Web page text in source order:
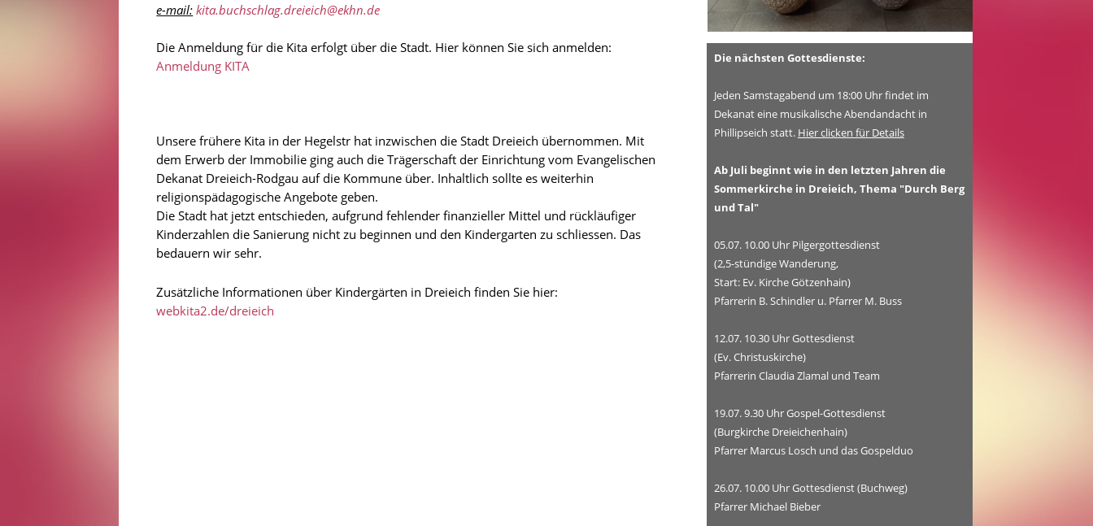
e-mail: kita.buchschlag.dreieich@ekhn.de
Die Anmeldung für die Kita erfolgt über die Stadt. Hier können Sie sich anmelden:
Anmeldung KITA
Unsere frühere Kita in der Hegelstr hat inzwischen die Stadt Dreieich übernommen. Mit
dem Erwerb der Immobilie ging auch die Trägerschaft der Einrichtung vom Evangelischen
Dekanat Dreieich-Rodgau auf die Kommune über. Inhaltlich sollte es weiterhin
religionspädagogische Angebote geben.
Die Stadt hat jetzt entschieden, aufgrund fehlender finanzieller Mittel und rückläufiger
Kinderzahlen die Sanierung nicht zu beginnen und den Kindergarten zu schliessen. Das
bedauern wir sehr.
Zusätzliche Informationen über Kindergärten in Dreieich finden Sie hier:
webkita2.de/dreieich
Die nächsten Gottesdienste:
Jeden Samstagabend um 18:00 Uhr findet im
Dekanat eine musikalische Abendandacht in
Phillipseich statt. Hier clicken für Details
Ab Juli beginnt wie in den letzten Jahren die
Sommerkirche in Dreieich, Thema "Durch Berg
und Tal"
05.07. 10.00 Uhr Pilgergottesdienst
(2,5-stündige Wanderung,
Start: Ev. Kirche Götzenhain)
Pfarrerin B. Schindler u. Pfarrer M. Buss
12.07. 10.30 Uhr Gottesdienst
(Ev. Christuskirche)
Pfarrerin Claudia Zlamal und Team
19.07. 9.30 Uhr Gospel-Gottesdienst
(Burgkirche Dreieichenhain)
Pfarrer Marcus Losch und das Gospelduo
26.07. 10.00 Uhr Gottesdienst (Buchweg)
Pfarrer Michael Bieber